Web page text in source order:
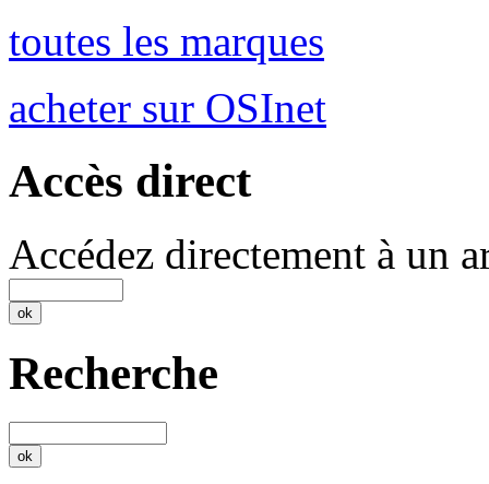
toutes les marques
acheter sur OSInet
Accès direct
Accédez directement à un
Recherche